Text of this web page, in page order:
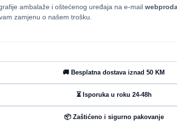
ambalaže i oštećenog uređaja na e-mail
zamjenu o našem trošku.
🚚 Besplatna dostava iznad 50 KM
⏳ Isporuka u roku 24-48h
📦 Zaštićeno i sigurno pakovanje